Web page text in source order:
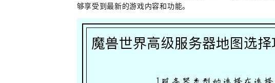
够享受到最新的游戏内容和功能。